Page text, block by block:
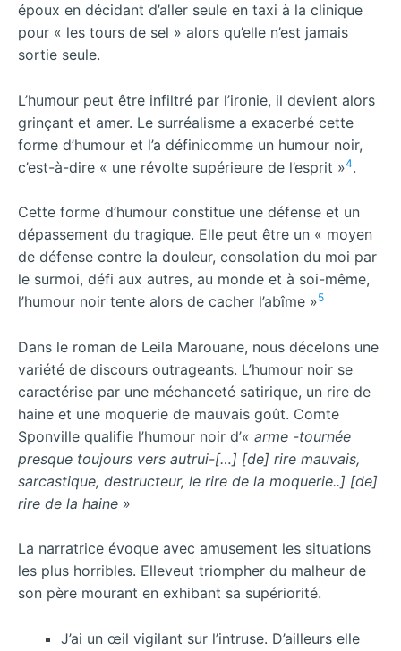
époux en décidant d’aller seule en taxi à la clinique
pour « les tours de sel » alors qu’elle n’est jamais
sortie seule.
L’humour peut être infiltré par l’ironie, il devient alors
grinçant et amer. Le surréalisme a exacerbé cette
forme d’humour et l’a définicomme un humour noir,
c’est-à-dire « une révolte supérieure de l’esprit »4.
Cette forme d’humour constitue une défense et un
dépassement du tragique. Elle peut être un « moyen
de défense contre la douleur, consolation du moi par
le surmoi, défi aux autres, au monde et à soi-même,
l’humour noir tente alors de cacher l’abîme »5
Dans le roman de Leila Marouane, nous décelons une
variété de discours outrageants. L’humour noir se
caractérise par une méchanceté satirique, un rire de
haine et une moquerie de mauvais goût. Comte
Sponville qualifie l’humour noir d’« arme -tournée
presque toujours vers autrui-[…] [de] rire mauvais,
sarcastique, destructeur, le rire de la moquerie..] [de]
rire de la haine »
La narratrice évoque avec amusement les situations
les plus horribles. Elleveut triompher du malheur de
son père mourant en exhibant sa supériorité.
J’ai un œil vigilant sur l’intruse. D’ailleurs elle